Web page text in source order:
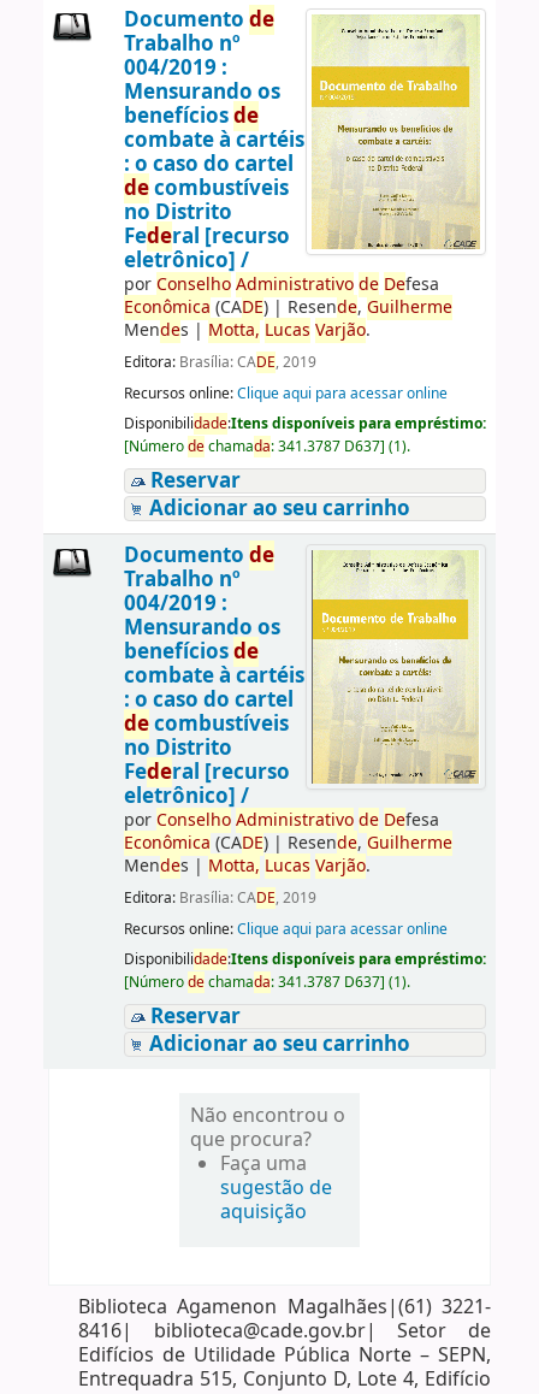
Documento de
Trabalho nº
004/2019 :
Mensurando os
benefíciosde
combate à cartéis
: o caso do cartel
decombustíveis
no Distrito
Federal [recurso
eletrônico] /
porConselho Administrativo de Defesa
Econômica (CADE)| Resende, Guilherme
Mendes | Motta, Lucas Varjão.
Editora: Brasília: CADE, 2019
Recursos online:Clique aqui para acessar online
Disponibilidade:Itens disponíveis para empréstimo:
[Númerodechamada:341.3787 D637] (1).
Reservar
Adicionar ao seu carrinho
Documento de
Trabalho nº
004/2019 :
Mensurando os
benefíciosde
combate à cartéis
: o caso do cartel
decombustíveis
no Distrito
Federal [recurso
eletrônico] /
porConselho Administrativo de Defesa
Econômica (CADE)| Resende, Guilherme
Mendes | Motta, Lucas Varjão.
Editora: Brasília: CADE, 2019
Recursos online:Clique aqui para acessar online
Disponibilidade:Itens disponíveis para empréstimo:
[Númerodechamada:341.3787 D637] (1).
Reservar
Adicionar ao seu carrinho
Não encontrou o
que procura?
Faça uma
sugestão de
aquisição
Biblioteca Agamenon Magalhães|(61) 3221-
8416| biblioteca@cade.gov.br| Setor de
Edifícios de Utilidade Pública Norte – SEPN,
Entrequadra 515, Conjunto D, Lote 4, Edifício